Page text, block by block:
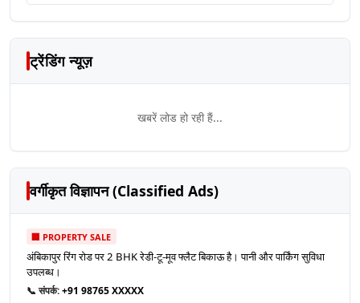
ट्रेंडिंग न्यूज़
खबरें लोड हो रही हैं...
वर्गीकृत विज्ञापन (Classified Ads)
🏢 PROPERTY SALE
अंबिकापुर रिंग रोड पर 2 BHK रेडी-टू-मूव फ्लैट बिकाऊ है। पानी और पार्किंग सुविधा
उपलब्ध।
📞 संपर्क:+91 98765 XXXXX